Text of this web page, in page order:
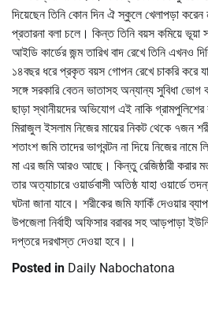
দিয়েছেন তিনি কোন দিন ঐ স্কুলে খেলাপড়া করেন
প্রতারনা বলা চলে। কিন্ত তিনি বয়স কমিয়ে ভূয়া
আইডি কার্ডের জন্ম তারিখ বাদ রেখে তিনি এখনও
১৪বছর ধরে প্রকৃত বয়স গোপন রেখে চাকরি করে
সঙ্গে সরকারি বেতন ভাতাসহ অন্যান্য সুবিধা ভোগ
ছাড়া স্থানীয়দের অভিযোগ এই নাকি
মিরাজুল ইসলাম নিজের মায়ের নিকট থেকে ৭জন
শতাংশ জমি তাদের ভাগবন্টন না দিয়ে নিজের
মা এর জমি আরও আছে। কিন্তু রেজিষ্ঠারী করার
তার অত্যাচারে ওয়ার্ডবাসী অতিষ্ঠ যাহা
ঘটনা জানা যাবে। শরীকের জমি ফাকিঁ দেওয়ার
উপজেলা নির্বাহী অফিসার বরাবর সহ আড়পাড়া
দপ্তরে দরখাস্ত দেওয়া হবে।।
Posted in Daily Nabochatona